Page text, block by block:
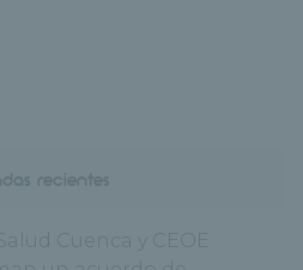
Cuenca y CEOE